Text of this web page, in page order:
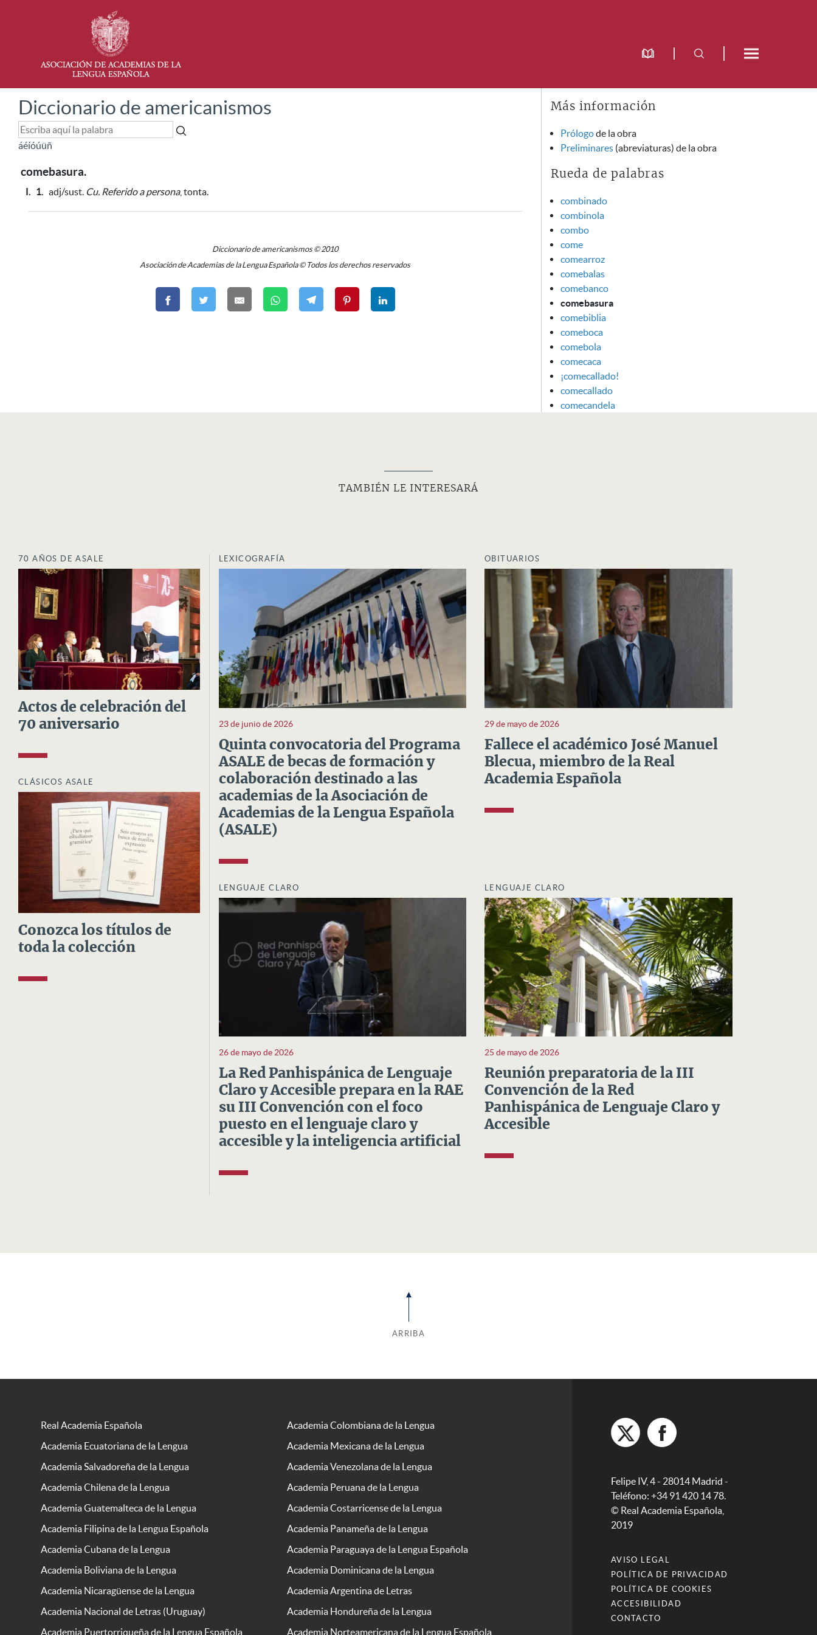
Diccionario de americanismos
áéíóúüñ
comebasura.
I. 1. adj/sust. Cu. Referido a persona, tonta.
Diccionario de americanismos © 2010
Asociación de Academias de la Lengua Española © Todos los derechos reservados
Más información
Prólogode la obra
Preliminares (abreviaturas) de la obra
Rueda de palabras
combinado
combinola
combo
come
comearroz
comebalas
comebanco
comebasura
comebiblia
comeboca
comebola
comecaca
¡comecallado!
comecallado
comecandela
TAMBIÉN LE INTERESARÁ
70 AÑOS DE ASALE
Actos de celebración del
70 aniversario
CLÁSICOS ASALE
Conozca los títulos de
toda la colección
LEXICOGRAFÍA
23 de junio de 2026
Quinta convocatoria del Programa
ASALE de becas de formación y
colaboración destinado a las
academias de la Asociación de
Academias de la Lengua Española
(ASALE)
OBITUARIOS
29 de mayo de 2026
Fallece el académico José Manuel
Blecua, miembro de la Real
Academia Española
LENGUAJE CLARO
26 de mayo de 2026
La Red Panhispánica de Lenguaje
Claro y Accesible prepara en la RAE
su III Convención con el foco
puesto en el lenguaje claro y
accesible y la inteligencia artificial
LENGUAJE CLARO
25 de mayo de 2026
Reunión preparatoria de la III
Convención de la Red
Panhispánica de Lenguaje Claro y
Accesible
ARRIBA
Real Academia Española
Academia Colombiana de la Lengua
Academia Ecuatoriana de la Lengua
Academia Mexicana de la Lengua
Academia Salvadoreña de la Lengua
Academia Venezolana de la Lengua
Academia Chilena de la Lengua
Academia Peruana de la Lengua
Academia Guatemalteca de la Lengua
Academia Costarricense de la Lengua
Academia Filipina de la Lengua Española
Academia Panameña de la Lengua
Academia Cubana de la Lengua
Academia Paraguaya de la Lengua Española
Academia Boliviana de la Lengua
Academia Dominicana de la Lengua
Academia Nicaragüense de la Lengua
Academia Argentina de Letras
Academia Nacional de Letras (Uruguay)
Academia Hondureña de la Lengua
Academia Puertorriqueña de la Lengua Española
Academia Norteamericana de la Lengua Española
Felipe IV, 4 - 28014 Madrid -
Teléfono: +34 91 420 14 78.
© Real Academia Española,
2019
AVISO LEGAL
POLÍTICA DE PRIVACIDAD
POLÍTICA DE COOKIES
ACCESIBILIDAD
CONTACTO